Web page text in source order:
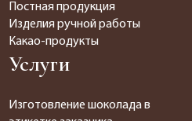
Постная продукция
Изделия ручной работы
Какао-продукты
Услуги
Изготовление шоколада в